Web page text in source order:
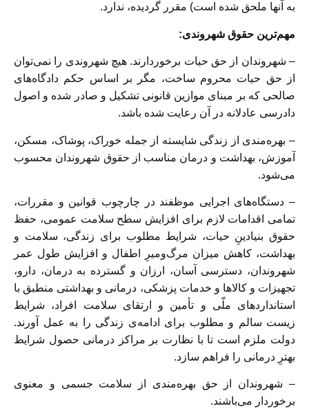
به آنها ملحق شده است) مقرر گردیده، ندارد.
مهم‌ترین حقوق شهروندی:
– شهروندان از حق حیات برخوردارند. هیچ شهروندی را نمی‌توان
از حق حیات محروم ساخت، مگر بر اساس حکم دادگاه‌های
صالحی که بر مبنای موازین قانونی تشکیل و صادر شده و اصول
دادرسی عادلانه در آن رعایت شده باشد.
– بهره‌مندی از زندگی شایسته از جمله خوراک، پوشاک، مسکن،
آموزش، بهداشت و درمان مناسب از حقوق شهروندان محسوب
می‌شود.
– دستگاه‌های اجرایی موظفند در چارچوب قوانین و مقررات،
تمامی اقدامات لازم برای افزایش سطح سلامت عمومی، حفظ
حقوق بنیادینِ حیات، شرایط مطلوب برای زندگی، سلامت و
بهداشت، کاهش میزان مرگ‌و‌میرِ اطفال و افزایش طول عمر
شهروندان، دسترسی آسان، ارزان و گسترده به درمان، دارو،
تجهیزات و کالاها و خدمات پزشکی، درمانی و بهداشتی منطبق با
استانداردهای ملّی و تأمین و ارتقای سلامت افراد، شرایط
زیست سالم و مطلوب برای ادامه‌ی زندگی را به عمل آورند.
دولت ملزم است تا با نظارت بر مراکز درمانی حصول شرایط
بهترِ درمانی را فراهم سازد.
– شهروندان از حق بهره‌مندی از سلامت جسمی و معنوی
برخوردار می‌باشند.